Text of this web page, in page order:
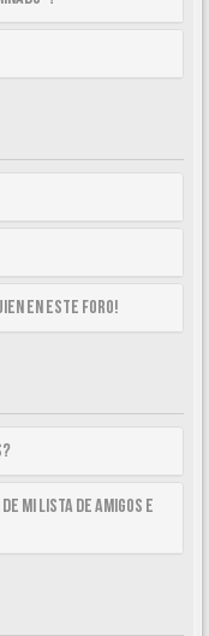
en este foro!
mi lista de Amigos e